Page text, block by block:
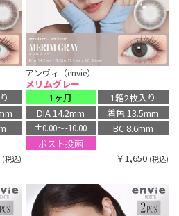
(税込)
アンヴィ（envie）
メリムグレー
1ヶ月
1箱2枚入り
DIA 14.2mm
着色 13.5mm
±0.00〜-10.00
BC 8.6mm
ポスト投函
￥1,650 (税込)